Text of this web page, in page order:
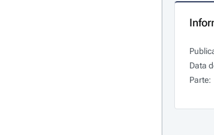
Data
Parte: